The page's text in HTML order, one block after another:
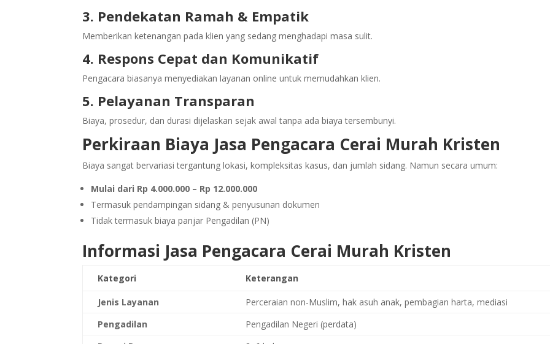
3. Pendekatan Ramah & Empatik
Memberikan ketenangan pada klien yang sedang menghadapi masa sulit.
4. Respons Cepat dan Komunikatif
Pengacara biasanya menyediakan layanan online untuk memudahkan klien.
5. Pelayanan Transparan
Biaya, prosedur, dan durasi dijelaskan sejak awal tanpa ada biaya tersembunyi.
Perkiraan Biaya Jasa Pengacara Cerai Murah Kristen
Biaya sangat bervariasi tergantung lokasi, kompleksitas kasus, dan jumlah sidang. Namun secara umum:
Mulai dari Rp 4.000.000 – Rp 12.000.000
Termasuk pendampingan sidang & penyusunan dokumen
Tidak termasuk biaya panjar Pengadilan (PN)
Informasi Jasa Pengacara Cerai Murah Kristen
Kategori Keterangan
Jenis Layanan
Perceraian non-Muslim, hak asuh anak, pembagian harta, mediasi
Pengadilan
Pengadilan Negeri (perdata)